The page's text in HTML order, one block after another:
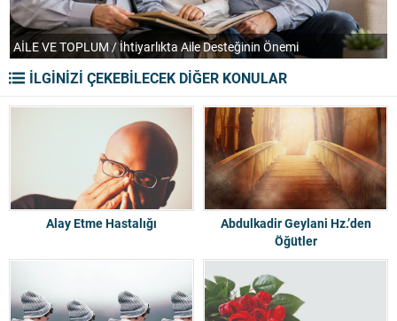
AİLE VE TOPLUM / İhtiyarlıkta Aile Desteğinin Önemi
İLGİNİZİ ÇEKEBİLECEK DİĞER KONULAR
Alay Etme Hastalığı
Abdulkadir Geylani Hz.’den
Öğütler